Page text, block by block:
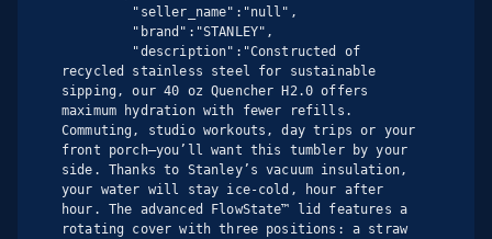
recycled stainless steel for sustainable
sipping, our 40 oz Quencher H2.0 offers
maximum hydration with fewer refills.
Commuting, studio workouts, day trips or your
front porch—you’ll want this tumbler by your
side. Thanks to Stanley’s vacuum insulation,
your water will stay ice-cold, hour after
hour. The advanced FlowState™ lid features a
rotating cover with three positions: a straw